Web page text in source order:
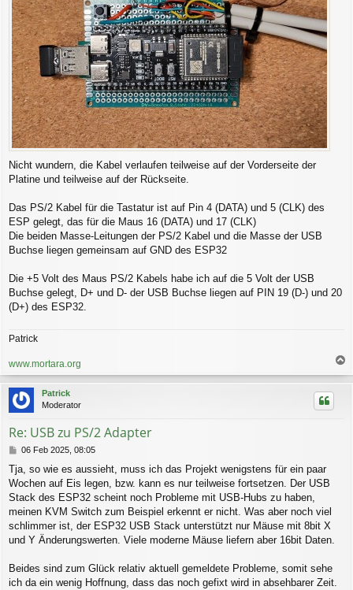
Nicht wundern, die Kabel verlaufen teilweise auf der Vorderseite der
Platine und teilweise auf der Rückseite.
Das PS/2 Kabel für die Tastatur ist auf Pin 4 (DATA) und 5 (CLK) des
ESP gelegt, das für die Maus 16 (DATA) und 17 (CLK)
Die beiden Masse-Leitungen der PS/2 Kabel und die Masse der USB
Buchse liegen gemeinsam auf GND des ESP32
Die +5 Volt des Maus PS/2 Kabels habe ich auf die 5 Volt der USB
Buchse gelegt, D+ und D- der USB Buchse liegen auf PIN 19 (D-) und 20
(D+) des ESP32.
Patrick
www.mortara.org
c
Patrick
Moderator
Re: USB zu PS/2 Adapter
B
i
t
r
a
g
06 Feb 2025, 08:05
Tja, so wie es aussieht, muss ich das Projekt wenigstens für ein paar
Wochen auf Eis legen, bzw. kann es nur teilweise fortsetzen. Der USB
Stack des ESP32 scheint noch Probleme mit USB-Hubs zu haben,
meinen KVM Switch zum Beispiel erkennt er nicht. Was aber noch viel
schlimmer ist, der ESP32 USB Stack unterstützt nur Mäuse mit 8bit X
und Y Änderungswerten. Viele moderne Mäuse liefern aber 16bit Daten.
Beides sind zum Glück relativ aktuell gemeldete Probleme, somit sehe
ich da ein wenig Hoffnung, dass das noch gefixt wird in absehbarer Zeit.